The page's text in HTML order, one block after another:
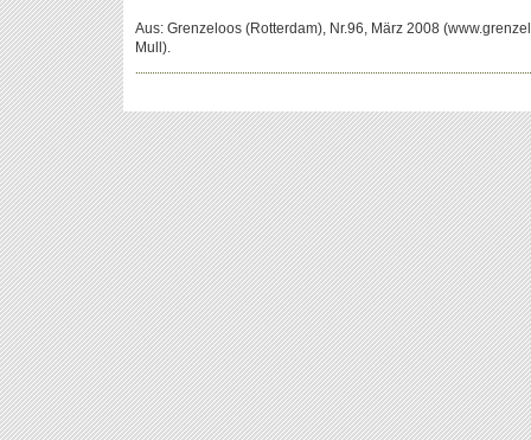
Aus: Grenzeloos (Rotterdam), Nr.96, März 2008
Mull).